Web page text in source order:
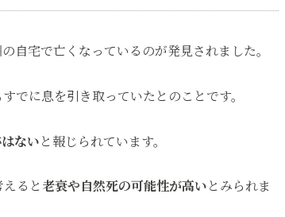
自宅で亡くなっているのが発見されました。
でに息を引き取っていたとのことです。
ないと報じられています。
ると老衰や自然死の可能性が高いとみられま